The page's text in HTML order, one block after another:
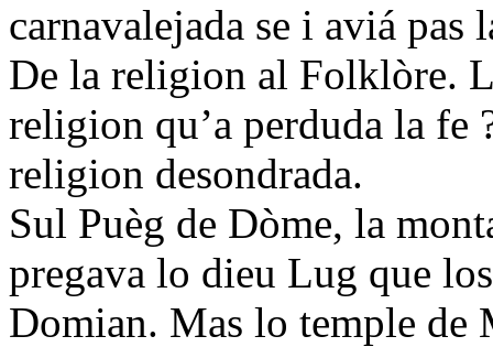
carnavalejada se i aviá pas
De la religion al Folklòre.
religion qu’a perduda la fe
religion desondrada.
Sul Puèg de Dòme, la
pregava lo dieu Lug que
Domian. Mas lo temple de